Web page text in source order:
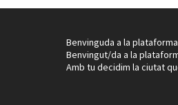
Benvinguda a la
Benvingut/da a la
Amb tu decidim la ciutat